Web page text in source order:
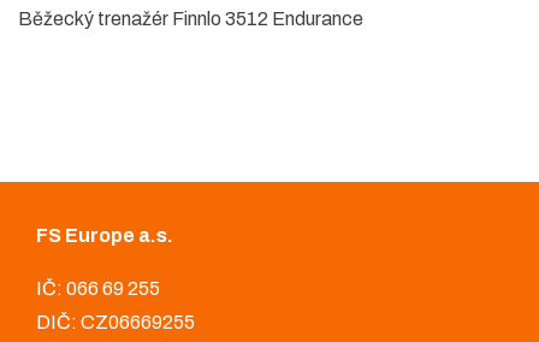
Běžecký trenažér Finnlo 3512 Endurance
FS Europe a.s.
IČ: 066 69 255
DIČ: CZ06669255